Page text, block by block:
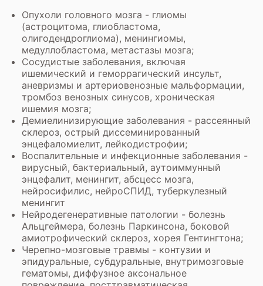
Опухоли головного мозга - глиомы
(астроцитома, глиобластома,
олигодендроглиома), менингиомы,
медуллобластома, метастазы мозга;
Сосудистые заболевания, включая
ишемический и геморрагический инсульт,
аневризмы и артериовенозные мальформации,
тромбоз венозных синусов, хроническая
ишемия мозга;
Демиелинизирующие заболевания - рассеянный
склероз, острый диссеминированный
энцефаломиелит, лейкодистрофии;
Воспалительные и инфекционные заболевания -
вирусный, бактериальный, аутоиммунный
энцефалит, менингит, абсцесс мозга,
нейросифилис, нейроСПИД, туберкулезный
менингит
Нейродегенеративные патологии - болезнь
Альцгеймера, болезнь Паркинсона, боковой
амиотрофический склероз, хорея Гентингтона;
Черепно-мозговые травмы - контузии и
эпидуральные, субдуральные, внутримозговые
гематомы, диффузное аксональное